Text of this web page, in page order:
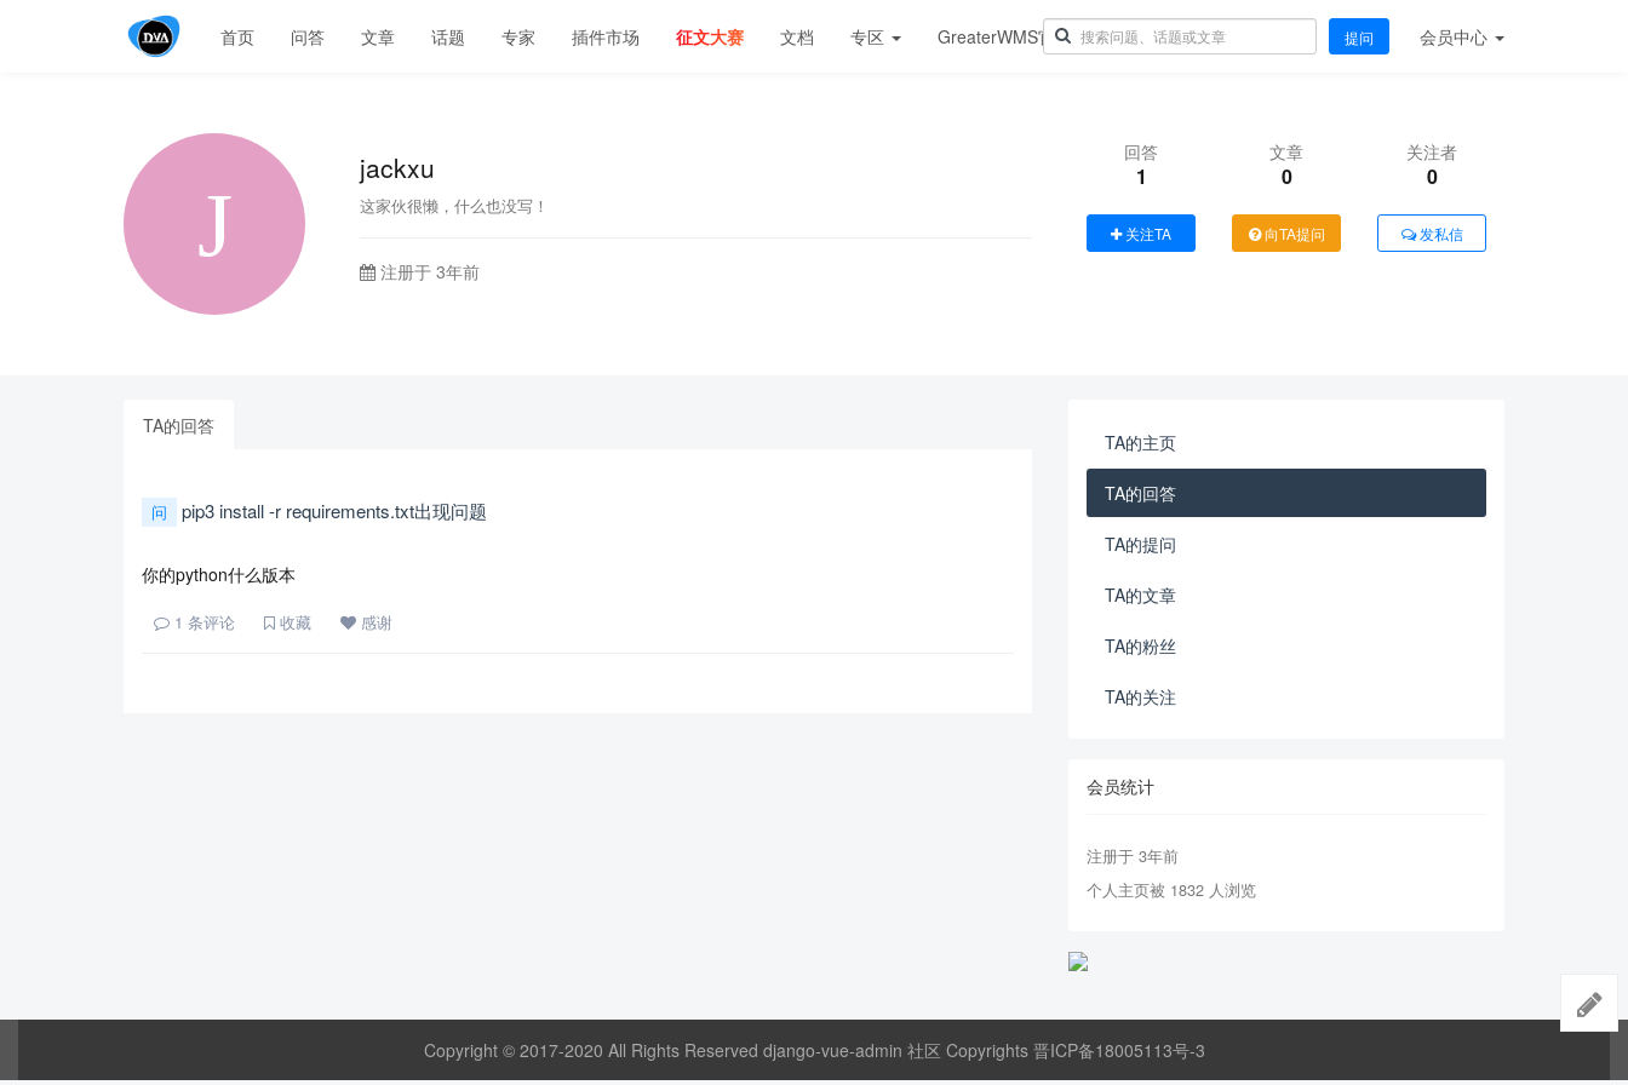
首页 问答 文章 话题 专家 插件市场 征文大赛 文档 专区 GreaterWMS官网 提问 会员中心
jackxu
这家伙很懒，什么也没写！
注册于 3年前
回答
1
文章
0
关注者
0
关注TA 向TA提问 发私信
TA的回答
问 pip3 install -r requirements.txt出现问题
你的python什么版本
1 条评论 收藏 感谢
TA的主页
TA的回答
TA的提问
TA的文章
TA的粉丝
TA的关注
会员统计
注册于 3年前
个人主页被 1832 人浏览
Copyright © 2017-2020 All Rights Reserved django-vue-admin 社区 Copyrights 晋ICP备18005113号-3